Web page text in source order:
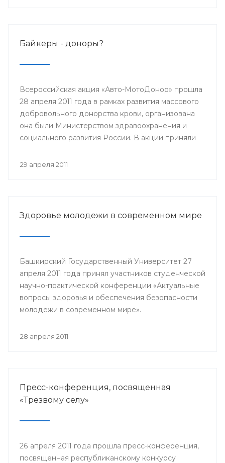
Байкеры - доноры?
Всероссийская акция «Авто-МотоДонор» прошла
28 апреля 2011 года в рамках развития массового
добровольного донорства крови, организована
она были Министерством здравоохранения и
социального развития России. В акции приняли
велосипедисты и роллеры.
29 апреля 2011
Здоровье молодежи в современном мире
Башкирский Государственный Университет 27
апреля 2011 года принял участников студенческой
научно-практической конференции «Актуальные
вопросы здоровья и обеспечения безопасности
молодежи в современном мире».
28 апреля 2011
Пресс-конференция, посвященная
«Трезвому селу»
26 апреля 2011 года прошла пресс-конференция,
посвященная республиканскому конкурсу